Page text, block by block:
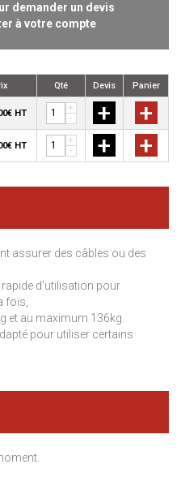
demander un devis
à votre compte
Qté Devis Panier
HT
+
-
+ +
HT
+
-
+ +
assurer des câbles ou des
d'utilisation pour
fois,
et au maximum 136kg.
pour utiliser certains